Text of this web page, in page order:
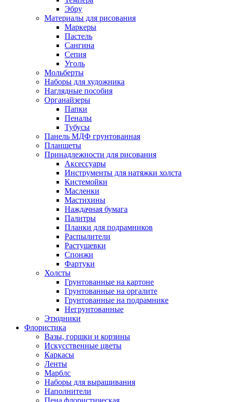
Эбру
Материалы для рисования
Маркеры
Пастель
Сангина
Сепия
Уголь
Мольберты
Наборы для художника
Наглядные пособия
Органайзеры
Папки
Пеналы
Тубусы
Панель МДФ грунтованная
Планшеты
Принадлежности для рисования
Аксессуары
Инструменты для натяжки холста
Кистемойки
Масленки
Мастихины
Наждачная бумага
Палитры
Планки для подрамников
Распылители
Растушевки
Спонжи
Фартуки
Холсты
Грунтованные на картоне
Грунтованные на оргалите
Грунтованные на подрамнике
Негрунтованные
Этюдники
Флористика
Вазы, горшки и корзины
Искусственные цветы
Каркасы
Ленты
Марблс
Наборы для выращивания
Наполнители
Пена флористическая